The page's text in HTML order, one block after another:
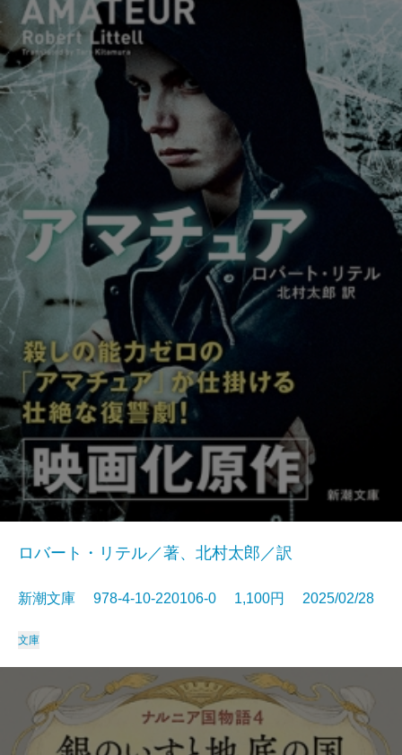
ロバート・リテル／著、北村太郎／訳
新潮文庫 978-4-10-220106-0 1,100円 2025/02/28
文庫